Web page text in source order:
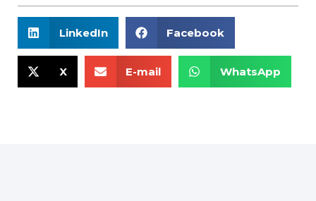
LinkedIn Facebook
X E-mail WhatsApp